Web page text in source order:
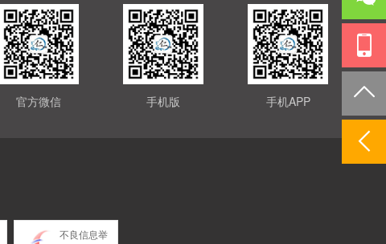
手机APP
手机版
官方微信
不良信息举